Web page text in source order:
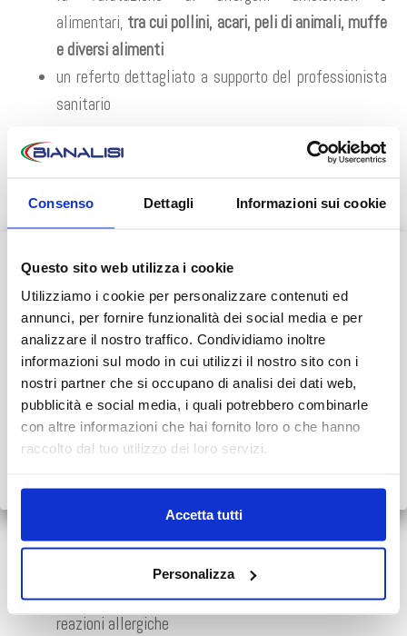
Consenso Dettagli Informazioni sui cookie
Questo sito web utilizza i cookie
Utilizziamo i cookie per personalizzare contenuti ed
annunci, per fornire funzionalità dei social media e per
analizzare il nostro traffico. Condividiamo inoltre
informazioni sul modo in cui utilizzi il nostro sito con i
nostri partner che si occupano di analisi dei dati web,
pubblicità e social media, i quali potrebbero combinarle
con altre informazioni che hai fornito loro o che hanno
raccolto dal tuo utilizzo dei loro servizi.
Accetta tutti
Personalizza
alimentari, tra cui pollini, acari, peli di animali, muffe
e diversi alimenti
un referto dettagliato a supporto del professionista
sanitario
Gli allergeni vengono analizzati sia attraverso estratti
allergenici sia mediante componenti molecolari specifiche,
consentendo una valutazione più approfondita del profilo
allergologico.
Clicca
QUI per consultare l’elenco completo degli allergeni
analizzati.
QUANTO COSTA
Tariffa speciale*€245
*Tariffa in regime privato.
PERCHÉ È IMPORTANTE
percorso diagnostico allergologico perché:
consente una valutazione più specifica e mirata
grazie all’approccio molecolare
supporta il medico nella valutazione del rischio di
reazioni allergiche
AVVISO AI PAZIENTI
Durante il mese di agosto alcuni Centri potrebbero osservare
orari ridotti o periodi di chiusura.
👉 Vi invitiamo a consultare ilcalendario completo con le
variazioni di agosto.
Grazie.